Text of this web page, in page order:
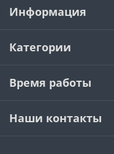
Информация
Категории
Время работы
Наши контакты